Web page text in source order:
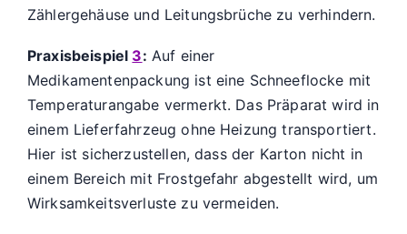
Zählergehäuse und Leitungsbrüche zu verhindern.
Praxisbeispiel 3: Auf einer
Medikamentenpackung ist eine Schneeflocke mit
Temperaturangabe vermerkt. Das Präparat wird in
einem Lieferfahrzeug ohne Heizung transportiert.
Hier ist sicherzustellen, dass der Karton nicht in
einem Bereich mit Frostgefahr abgestellt wird, um
Wirksamkeitsverluste zu vermeiden.